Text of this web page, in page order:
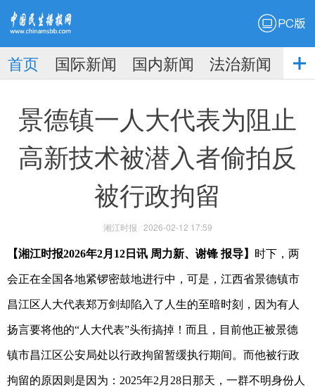
播
网
首页 国际新闻 国内新闻 法治新闻
社
景德镇一人大代表为阻止
高新技术被潜入者偷拍反
被行政拘留
湘江时报 2026-02-12 17:59
【湘江时报2026年2月12日讯 周力新、谢锋 报导】 时下，两
会正在全国各地紧锣密鼓地进行中，可是，江西省景德镇市
昌江区人大代表郑万剑却陷入了人生的至暗时刻，因为有人
扬言要将他的“人大代表”头衔搞掉！而且，目前他正被景德
镇市昌江区公安局处以行政拘留暂缓执行期间。而他被行政
拘留的原因则是因为：2025年2月28日那天，一群不明身份人